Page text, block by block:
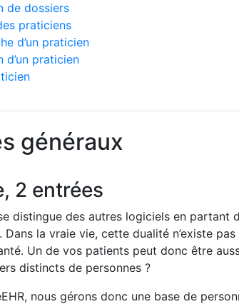
de dossiers
praticiens
d’un praticien
d’un praticien
généraux
2 entrées
distingue des autres logiciels en partant
la vraie vie, cette dualité n’existe
Un de vos patients peut donc être
distincts de personnes ?
nous gérons donc une base de